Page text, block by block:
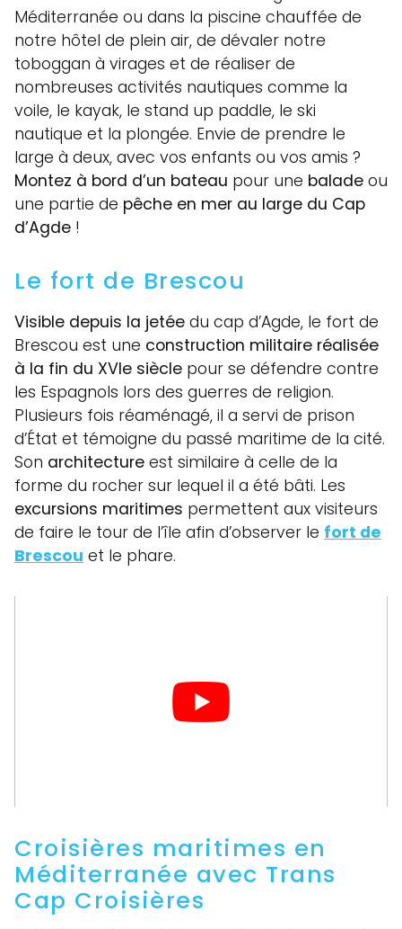
Méditerranée ou dans la piscine chauffée de
notre hôtel de plein air, de dévaler notre
toboggan à virages et de réaliser de
nombreuses activités nautiques comme la
voile, le kayak, le stand up paddle, le ski
nautique et la plongée. Envie de prendre le
large à deux, avec vos enfants ou vos amis ?
Montez à bord d’un bateau pour une balade ou
une partie de pêche en mer au large du Cap
d’Agde !
Le fort de Brescou
Visible depuis la jetée du cap d’Agde, le fort de
Brescou est une construction militaire réalisée
à la fin du XVIe siècle pour se défendre contre
les Espagnols lors des guerres de religion.
Plusieurs fois réaménagé, il a servi de prison
d’État et témoigne du passé maritime de la cité.
Son architecture est similaire à celle de la
forme du rocher sur lequel il a été bâti. Les
excursions maritimes permettent aux visiteurs
de faire le tour de l’île afin d’observer le fort de
Brescou et le phare.
Croisières maritimes en
Méditerranée avec Trans
Cap Croisières